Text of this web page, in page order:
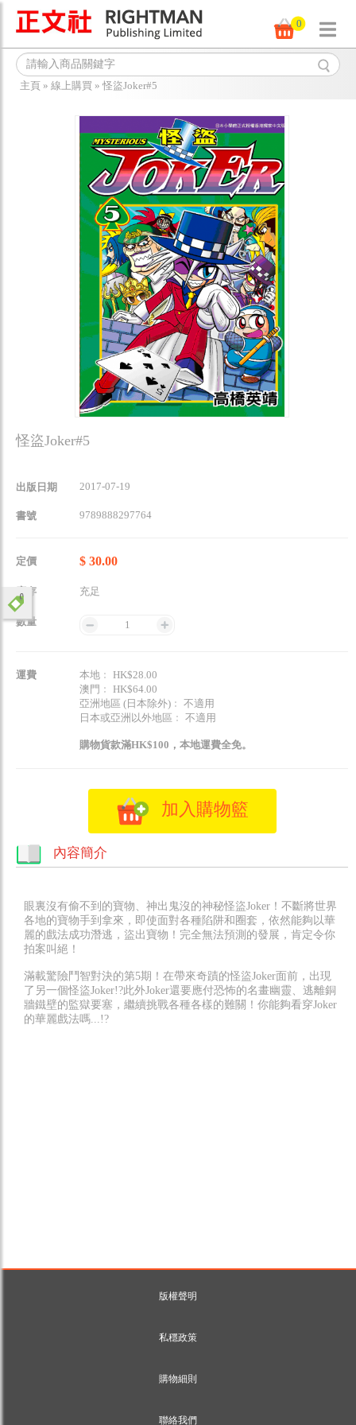
0
主頁 » 線上購買 » 怪盜Joker#5
怪盜Joker#5
出版日期 2017-07-19
書號 9789888297764
定價 $ 30.00
庫存 充足
數量 1
運費
本地﹕ HK$28.00
澳門﹕ HK$64.00
亞洲地區 (日本除外)﹕ 不適用
日本或亞洲以外地區﹕ 不適用
購物貨款滿HK$100，本地運費全免。
加入購物籃
內容簡介
眼裏沒有偷不到的寶物、神出鬼沒的神秘怪盜Joker！不斷將世界
各地的寶物手到拿來，即使面對各種陷阱和圈套，依然能夠以華
麗的戲法成功潛逃，盜出寶物！完全無法預測的發展，肯定令你
拍案叫絕！
滿載驚險鬥智對決的第5期！在帶來奇蹟的怪盜Joker面前，出現
了另一個怪盜Joker!?此外Joker還要應付恐怖的名畫幽靈、逃離銅
牆鐵壁的監獄要塞，繼續挑戰各種各樣的難關！你能夠看穿Joker
的華麗戲法嗎...!?
版權聲明
私穩政策
購物細則
聯絡我們